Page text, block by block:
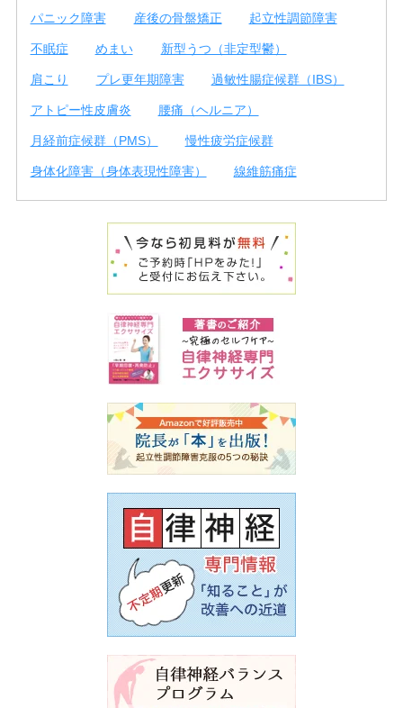
パニック障害 産後の骨盤矯正 起立性調節障害
不眠症 めまい 新型うつ（非定型鬱）
肩こり プレ更年期障害 過敏性腸症候群（IBS）
アトピー性皮膚炎 腰痛（ヘルニア）
月経前症候群（PMS） 慢性疲労症候群
身体化障害（身体表現性障害） 線維筋痛症